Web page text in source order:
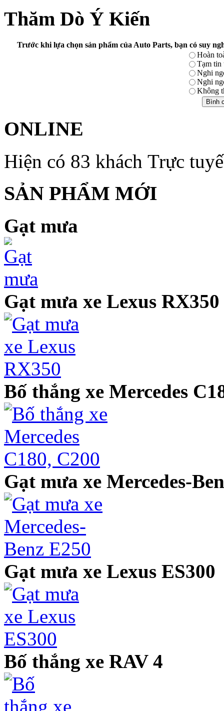
Thăm Dò Ý Kiến
Trước khi lựa chọn sản phẩm của Auto Parts, bạn có suy
Hoàn
Tạm tin
Nghi
Nghi
Không
ONLINE
Hiện có 83 khách Trực
SẢN PHẨM MỚI
Gạt mưa
Gạt mưa xe Lexus RX350
Bố thắng xe Mercedes
Gạt mưa xe Mercedes-
Gạt mưa xe Lexus ES300
Bố thắng xe RAV 4